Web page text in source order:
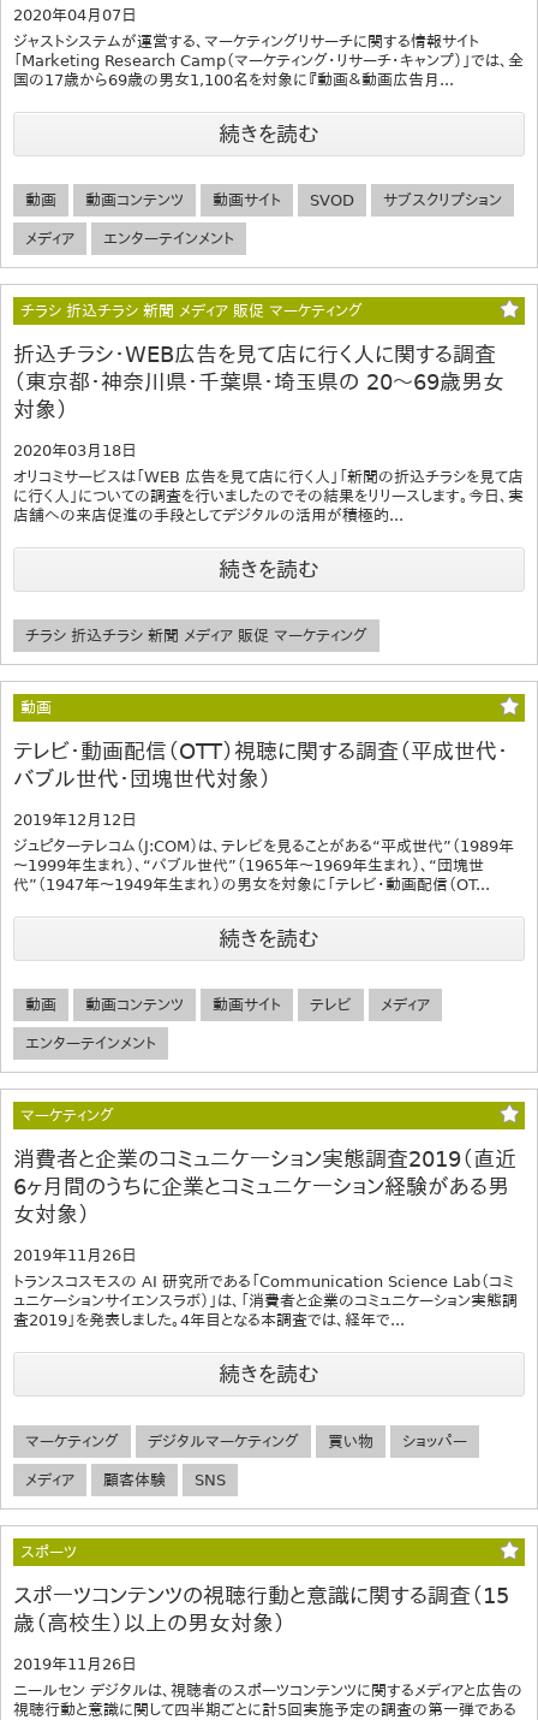
2020年04月07日
ジャストシステムが運営する、マーケティングリサーチに関する情報サイト
「Marketing Research Camp（マーケティング・リサーチ・キャンプ）」では、全
国の17歳から69歳の男女1,100名を対象に『動画＆動画広告月...
続きを読む
動画 動画コンテンツ 動画サイト SVOD サブスクリプション
メディア エンターテインメント
チラシ 折込チラシ 新聞 メディア 販促 マーケティング
折込チラシ・WEB広告を見て店に行く人に関する調査
（東京都・神奈川県・千葉県・埼玉県の 20～69歳男女
対象）
2020年03月18日
オリコミサービスは「WEB 広告を見て店に行く人」「新聞の折込チラシを見て店
に行く人」についての調査を行いましたのでその結果をリリースします。今日、実
店舗への来店促進の手段としてデジタルの活用が積極的...
続きを読む
チラシ 折込チラシ 新聞 メディア 販促 マーケティング
動画
テレビ・動画配信（OTT）視聴に関する調査（平成世代・
バブル世代・団塊世代対象）
2019年12月12日
ジュピターテレコム（J:COM）は、テレビを見ることがある“平成世代”（1989年
～1999年生まれ）、“バブル世代”（1965年～1969年生まれ）、“団塊世
代”（1947年～1949年生まれ）の男女を対象に「テレビ・動画配信（OT...
続きを読む
動画 動画コンテンツ 動画サイト テレビ メディア
エンターテインメント
マーケティング
消費者と企業のコミュニケーション実態調査2019（直近
6ヶ月間のうちに企業とコミュニケーション経験がある男
女対象）
2019年11月26日
トランスコスモスの AI 研究所である「Communication Science Lab（コミ
ュニケーションサイエンスラボ）」は、「消費者と企業のコミュニケーション実態調
査2019」を発表しました。4年目となる本調査では、経年で...
続きを読む
マーケティング デジタルマーケティング 買い物 ショッパー
メディア 顧客体験 SNS
スポーツ
スポーツコンテンツの視聴行動と意識に関する調査（15
歳（高校生）以上の男女対象）
2019年11月26日
ニールセン デジタルは、視聴者のスポーツコンテンツに関するメディアと広告の
視聴行動と意識に関して四半期ごとに計5回実施予定の調査の第一弾である